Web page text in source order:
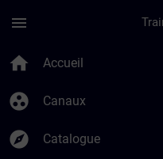
menu
home Accueil
group_work Canaux
explore Catalogue